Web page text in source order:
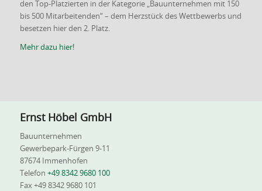
den Top-Platzierten in der Kategorie „Bauunternehmen mit 150
bis 500 Mitarbeitenden“ – dem Herzstück des Wettbewerbs und
besetzen hier den 2. Platz.
Mehr dazu hier!
Ernst Höbel GmbH
Bauunternehmen
Gewerbepark-Fürgen 9-11
87674 Immenhofen
Telefon +49 8342 9680 100
Fax +49 8342 9680 101